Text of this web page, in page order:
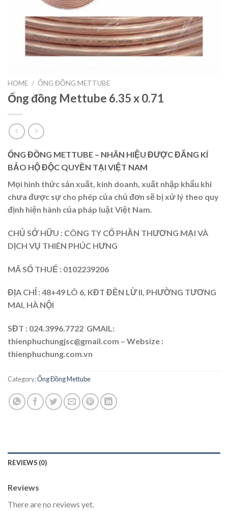
HOME / ỐNG ĐỒNG METTUBE
Ống đồng Mettube 6.35 x 0.71
ỐNG ĐỒNG METTUBE – NHÃN HIỆU ĐƯỢC ĐĂNG KÍ
BẢO HỘ ĐỘC QUYỀN TẠI VIỆT NAM
Mọi hình thức sản xuất, kinh doanh, xuất nhập khẩu khi
chưa được sự cho phép của chủ đơn sẽ bị xử lý theo quy
định hiện hành của pháp luật Việt Nam.
CHỦ SỞ HỮU : CÔNG TY CỔ PHẦN THƯƠNG MẠI VÀ
DỊCH VỤ THIÊN PHÚC HƯNG
MÃ SỐ THUẾ : 0102239206
ĐỊA CHỈ : 48+49 LÔ 6, KĐT ĐỀN LỪ II, PHƯỜNG TƯƠNG
MAI, HÀ NỘI
SĐT : 024.3996.7722 GMAIL:
thienphuchungjsc@gmail.com – Websize :
thienphuchung.com.vn
Category:Ống Đồng Mettube
REVIEWS (0)
Reviews
There are no reviews yet.